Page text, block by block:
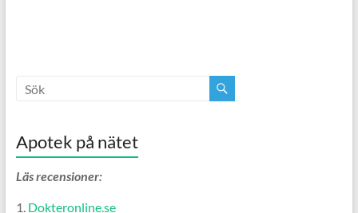
Apotek på nätet
Läs recensioner:
1. Dokteronline.se